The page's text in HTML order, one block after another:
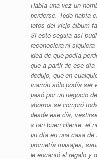
Había una vez un
perderse. Todo había
fotos del viejo álbum
Si esto seguía así
reconociera ni
idea de que podía
que a partir de ese
dedujo, que en
marrón sólo podía ser
pasó por un negocio
ahorros se compró
desde ese día,
a tan buen cliente, el
un día en una casa
prometía masajes,
le encantó el regalo y